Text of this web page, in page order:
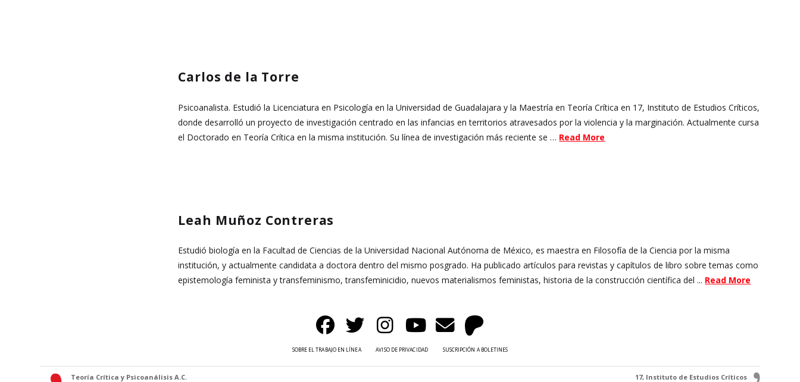
Carlos de la Torre
Psicoanalista. Estudió la Licenciatura en Psicología en la Universidad de Guadalajara y la Maestría en Teoría Crítica en 17, Instituto de Estudios Críticos,
donde desarrolló un proyecto de investigación centrado en las infancias en territorios atravesados por la violencia y la marginación. Actualmente cursa
el Doctorado en Teoría Crítica en la misma institución. Su línea de investigación más reciente se … Read More
Leah Muñoz Contreras
Estudió biología en la Facultad de Ciencias de la Universidad Nacional Autónoma de México, es maestra en Filosofía de la Ciencia por la misma
institución, y actualmente candidata a doctora dentro del mismo posgrado. Ha publicado artículos para revistas y capítulos de libro sobre temas como
epistemología feminista y transfeminismo, transfeminicidio, nuevos materialismos feministas, historia de la construcción científica del ... Read More
SOBRE EL TRABAJO EN LÍNEA AVISO DE PRIVACIDAD SUSCRIPCIÓN A BOLETINES
Teoría Crítica y Psicoanálisis A.C. 17, Instituto de Estudios Críticos